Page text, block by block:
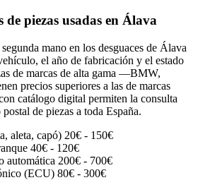
de piezas usadas en Álava
mano en los desguaces de Álava
el año de fabricación y el estado
de marcas de alta gama —BMW,
precios superiores a las de marcas
catálogo digital permiten la consulta
de piezas a toda España.
aleta, capó) 20€ - 150€
40€ - 120€
automática 200€ - 700€
(ECU) 80€ - 300€